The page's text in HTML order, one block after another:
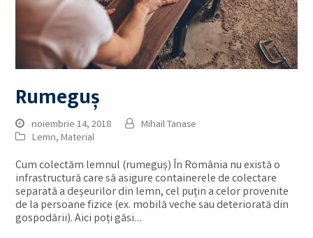
Rumeguș
noiembrie 14, 2018
Mihail Tanase
Lemn,Material
Cum colectăm lemnul (rumeguș) În România nu există o
infrastructură care să asigure containerele de colectare
separată a deșeurilor din lemn, cel puțin a celor provenite
de la persoane fizice (ex. mobilă veche sau deteriorată din
gospodării). Aici poți găsi…